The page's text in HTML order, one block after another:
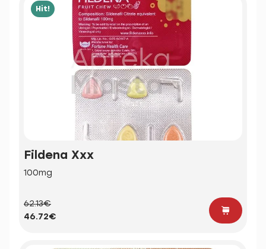
Hit!
Fildena Xxx
100mg
62.13€
46.72€